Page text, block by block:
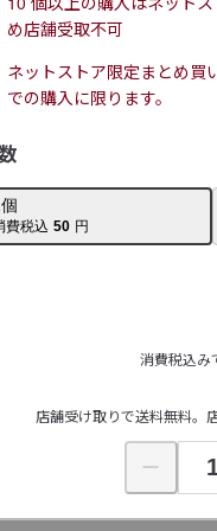
め店舗受取不可
ネットストア限定まとめ買
での購入に限ります。
個
費税込 50 円
消費税込み
店舗受け取りで送料無料。